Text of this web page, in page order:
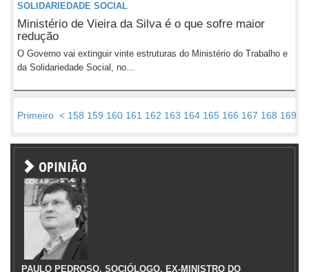
SOLIDARIEDADE SOCIAL
Ministério de Vieira da Silva é o que sofre maior
redução
O Governo vai extinguir vinte estruturas do Ministério do Trabalho e
da Solidariedade Social, no...
Primeiro < 158 159 160 161 162 163 164 165 166 167 168 169
OPINIÃO
PAULO PEDROSO, SOCIÓLOGO, EX-MINISTRO DO